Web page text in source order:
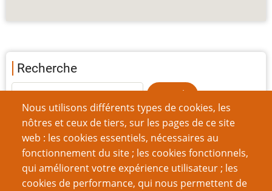
Nous utilisons différents types de cookies, les
nôtres et ceux de tiers, sur les pages de ce site
web : les cookies essentiels, nécessaires au
fonctionnement du site ; les cookies fonctionnels,
qui améliorent votre expérience utilisateur ; les
cookies de performance, qui nous permettent de
Recherche
à propos de l'auteur
Steve Darlington